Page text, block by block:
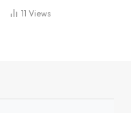
11 Views